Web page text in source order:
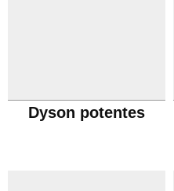
Dyson potentes